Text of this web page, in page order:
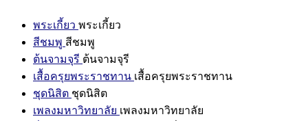
พระเกี้ยว พระเกี้ยว
สีชมพู สีชมพู
ต้นจามจุรี ต้นจามจุรี
เสื้อครุยพระราชทาน เสื้อครุยพระราชทาน
ชุดนิสิต ชุดนิสิต
เพลงมหาวิทยาลัย เพลงมหาวิทยาลัย